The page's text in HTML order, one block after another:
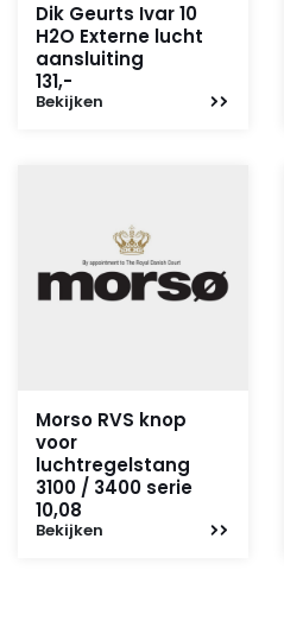
Dik Geurts Ivar 10
H2O Externe lucht
aansluiting
131,-
Bekijken
Morso RVS knop
voor
luchtregelstang
3100 / 3400 serie
10,08
Bekijken